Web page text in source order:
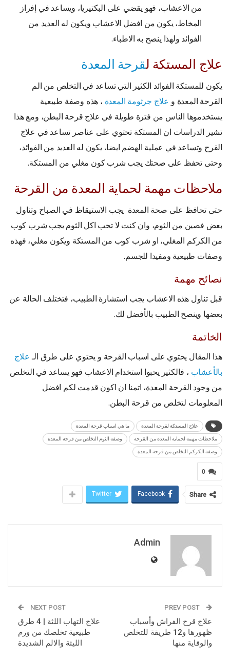
من الاعشاب، فهو يقضي على البكتيريا، ويساعد في إفراز
المخاط، يكون من افضل الاعشاب ويكون له العديد من
الفوائد ولهذا ينصح به الاطباء.
علاج المستكة لقرحة المعدة
يكون للمستكة الفوائد الكثير التي تساعد في التخلص من الم
القرحة المعدة و علاج جرثومة المعدة ، هذه وصفة طبيعية
يستخدموها الناس من فترة طويلة في علاج قرحة البطن، ومع هذا
تشير الدراسات ان المستكة تحتوي على عناصر تساعد في علاج
القرح وتساعد في عملية الهضم ايضا، يكون له العديد من الفوائد،
وحتى تحفظ على صحتك يجب شرب كون مغلي من المستكة.
ملاحظات مهمة لحماية المعدة من القرحة
حتى تحافظ على صحة المعدة يجب الاستيقاظ في الصباح وتناول
بعض فصين من الثوم، وان كنت لا تحب اكل الثوم يجب شرب كوب
من الكركم المغلي، او شرب كوب من المستكة ويكون مغلي، فهذه
وصفات طبيعية ومفيدا للجسم.
نصائح مهمة
قبل تناول هذه الاعشاب يجب استشارة الطبيب، فتختلف الحالة عن
بعضها وينصح الطبيب بالأفضل لك.
الخاتمة
هذا المقال يحتوي على اسباب القرحة و يحتوي على طرق الـ علاج
بالأعشاب ، فالكثير يحبوا استخدام الاعشاب فهو يساعد في التخلص
من وجود القرحة المعدة، اتمنا ان اكون قدمت لكم افضل
المعلومات لتخلص من قرحة البطن.
علاج المستكة لقرحة المعدة ما هي اسباب قرحة المعدة
ملاحظات مهمة لحماية المعدة من القرحة وصفة الثوم التخلص من قرحة المعدة
وصفة الكركم التخلص من قرحة المعدة
0
Share
Facebook
Twitter
Admin
علاج قرح الفراش وأسباب
ظهورها و12 طريقة للتخلص
والوقاية منها
NEXT POST
علاج التهاب اللثة | 4 طرق
طبيعية تخلصك من ورم
الليثة والالم الشديدة